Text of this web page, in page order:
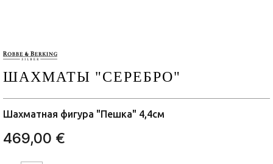
ШАХМАТЫ "СЕРЕБРО"
Шахматная фигура "Пешка" 4,4см
469,00 €